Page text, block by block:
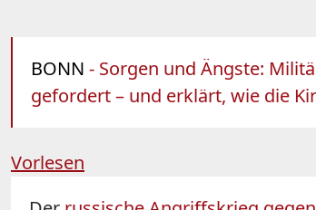
BONN - Sorgen und Ängste:
gefordert – und erklärt, wie die
Vorlesen